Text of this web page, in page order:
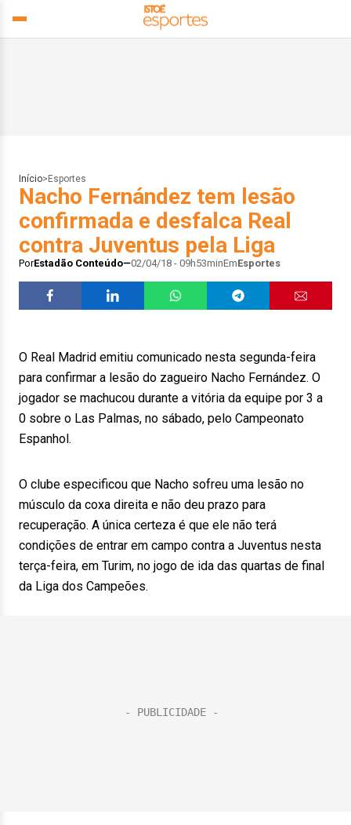
Início> Esportes
Nacho Fernández tem lesão
confirmada e desfalca Real
contra Juventus pela Liga
PorEstadão Conteúdo 02/04/18 - 09h53minEmEsportes
O Real Madrid emitiu comunicado nesta segunda-feira
para confirmar a lesão do zagueiro Nacho Fernández. O
jogador se machucou durante a vitória da equipe por 3 a
0 sobre o Las Palmas, no sábado, pelo Campeonato
Espanhol.
O clube especificou que Nacho sofreu uma lesão no
músculo da coxa direita e não deu prazo para
recuperação. A única certeza é que ele não terá
condições de entrar em campo contra a Juventus nesta
terça-feira, em Turim, no jogo de ida das quartas de final
da Liga dos Campeões.